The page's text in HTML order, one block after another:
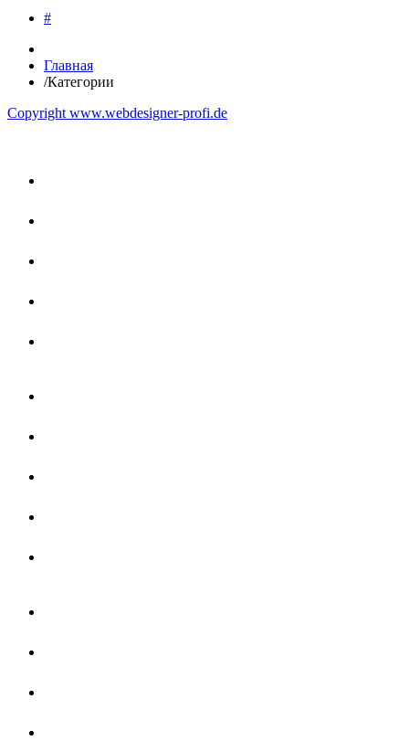
#
Главная
/Категории
Copyright www.webdesigner-profi.de